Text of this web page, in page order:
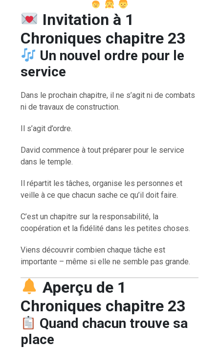
Invitation à 1
Chroniques chapitre 23
Un nouvel ordre pour le
service
Dans le prochain chapitre, il ne s’agit ni de combats
ni de travaux de construction.
Il s’agit d’ordre.
David commence à tout préparer pour le service
dans le temple.
Il répartit les tâches, organise les personnes et
veille à ce que chacun sache ce qu’il doit faire.
C’est un chapitre sur la responsabilité, la
coopération et la fidélité dans les petites choses.
Viens découvrir combien chaque tâche est
importante – même si elle ne semble pas grande.
Aperçu de 1
Chroniques chapitre 23
Quand chacun trouve sa
place